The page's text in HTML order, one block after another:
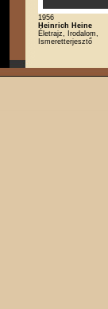
1956
Heinrich Heine
Életrajz, Irodalom,
Ismeretterjesztő